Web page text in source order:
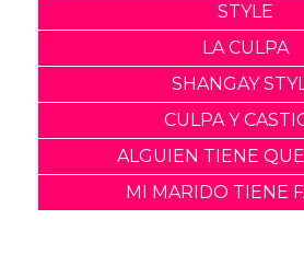
STYLE
LA CULPA
SHANGAY
CULPA Y
ALGUIEN TIENE
MI MARIDO TIENE